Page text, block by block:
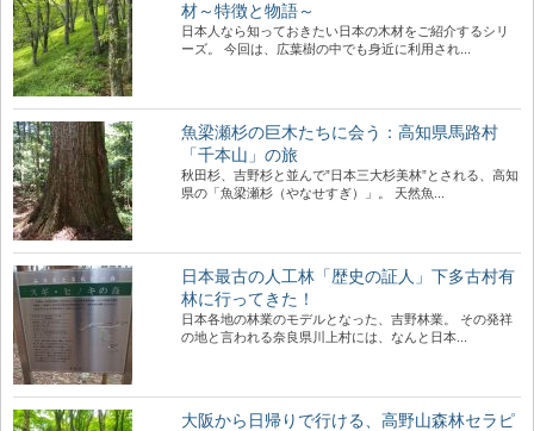
材～特徴と物語～
日本人なら知っておきたい日本の木材をご紹介するシリ
ーズ。 今回は、広葉樹の中でも身近に利用され...
魚梁瀬杉の巨木たちに会う：高知県馬路村
「千本山」の旅
秋田杉、吉野杉と並んで”日本三大杉美林”とされる、高知
県の「魚梁瀬杉（やなせすぎ）」。 天然魚...
日本最古の人工林「歴史の証人」下多古村有
林に行ってきた！
日本各地の林業のモデルとなった、吉野林業。 その発祥
の地と言われる奈良県川上村には、なんと日本...
大阪から日帰りで行ける、高野山森林セラピ